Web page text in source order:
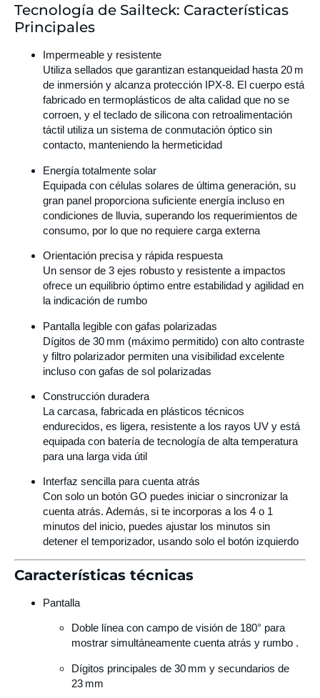
Tecnología de Sailteck: Características
Principales
Impermeable y resistente
Utiliza sellados que garantizan estanqueidad hasta 20 m
de inmersión y alcanza protección IPX‑8. El cuerpo está
fabricado en termoplásticos de alta calidad que no se
corroen, y el teclado de silicona con retroalimentación
táctil utiliza un sistema de conmutación óptico sin
contacto, manteniendo la hermeticidad
Energía totalmente solar
Equipada con células solares de última generación, su
gran panel proporciona suficiente energía incluso en
condiciones de lluvia, superando los requerimientos de
consumo, por lo que no requiere carga externa
Orientación precisa y rápida respuesta
Un sensor de 3 ejes robusto y resistente a impactos
ofrece un equilibrio óptimo entre estabilidad y agilidad en
la indicación de rumbo
Pantalla legible con gafas polarizadas
Dígitos de 30 mm (máximo permitido) con alto contraste
y filtro polarizador permiten una visibilidad excelente
incluso con gafas de sol polarizadas
Construcción duradera
La carcasa, fabricada en plásticos técnicos
endurecidos, es ligera, resistente a los rayos UV y está
equipada con batería de tecnología de alta temperatura
para una larga vida útil
Interfaz sencilla para cuenta atrás
Con solo un botón GO puedes iniciar o sincronizar la
cuenta atrás. Además, si te incorporas a los 4 o 1
minutos del inicio, puedes ajustar los minutos sin
detener el temporizador, usando solo el botón izquierdo
Características técnicas
Pantalla
Doble línea con campo de visión de 180° para
mostrar simultáneamente cuenta atrás y rumbo .
Dígitos principales de 30 mm y secundarios de
23 mm